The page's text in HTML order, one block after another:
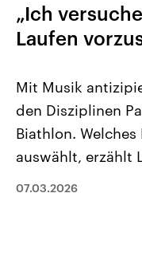
Landtagswahl
2026
Sachsen-Anhalt wählt
„Ich
Laufen
Mit Musik
den Disziplinen
Biathlon.
auswählt, erzählt
07.03.2026